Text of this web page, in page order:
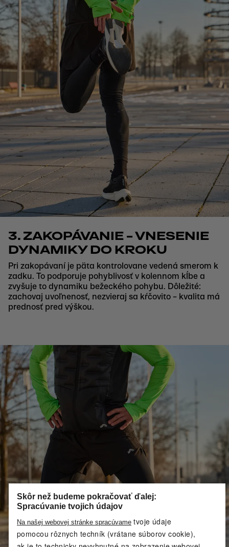
3. ZAKOPÁVANIE – VNESENIE
DYNAMIKY DO KROKU
Pri zakopávaní je päta kontrolovane vedená smerom k
zadku. To podporuje pohyblivosť v kolennom kĺbe a
zvyšuje to dynamiku bežeckého pohybu. Dôležité:
zachovaj uvoľnenosť, nezvieraj sa kŕčovito – kvalita má
prednosť pred výškou.
Skôr než budeme pokračovať ďalej:
Spracúvanie tvojich údajov
Na našej webovej stránke spracúvame tvoje údaje
pomocou rôznych techník (vrátane súborov cookie),